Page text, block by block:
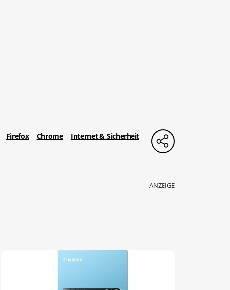
Firefox Chrome Internet & Sicherheit
ANZEIGE